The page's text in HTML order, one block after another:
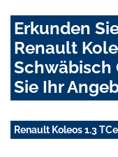
Erkunden
Renault
Schwäbisch
Sie Ihr
Renault Koleos 1.3